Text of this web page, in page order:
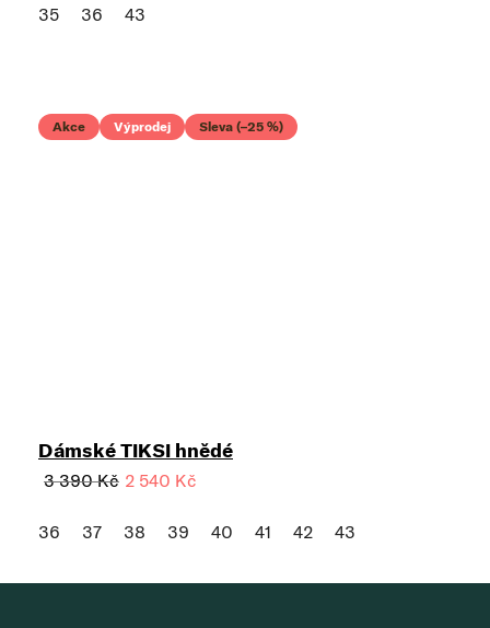
35 36 43
Akce Výprodej Sleva (–25 %)
Dámské TIKSI hnědé
3 390 Kč 2 540 Kč
36 37 38 39 40 41 42 43